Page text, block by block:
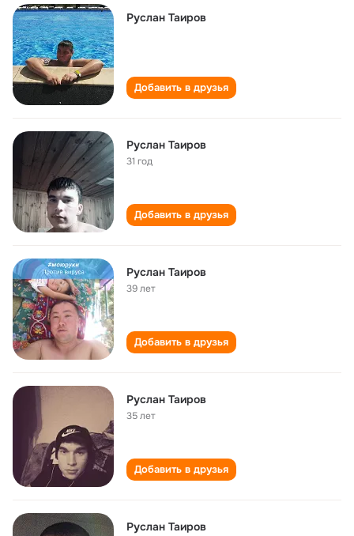
Руслан Таиров
Добавить в друзья
Руслан Таиров
31 год
Добавить в друзья
Руслан Таиров
39 лет
Добавить в друзья
Руслан Таиров
35 лет
Добавить в друзья
Руслан Таиров